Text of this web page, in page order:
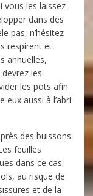
vous les laissez
dans des
pas, n’hésitez
respirent et
annuelles,
les
les pots afin
eux aussi à l’abri
des buissons
feuilles
dans ce cas.
au risque de
et de la